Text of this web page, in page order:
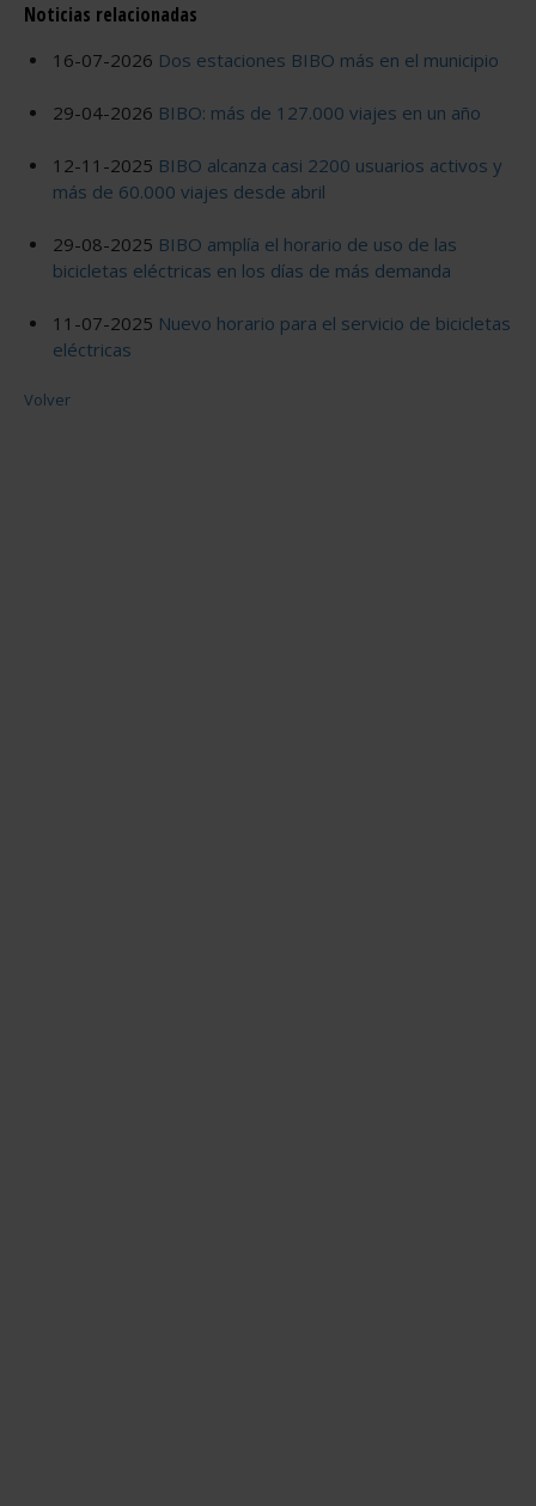
Noticias relacionadas
16-07-2026 Dos estaciones BIBO más en el municipio
29-04-2026 BIBO: más de 127.000 viajes en un año
12-11-2025 BIBO alcanza casi 2200 usuarios activos y
más de 60.000 viajes desde abril
29-08-2025 BIBO amplía el horario de uso de las
bicicletas eléctricas en los días de más demanda
11-07-2025 Nuevo horario para el servicio de bicicletas
eléctricas
Volver